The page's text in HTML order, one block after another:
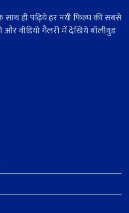
ही पढ़िये हर नयी फिल्म की सबसे
और वीडियो गैलरी में देखिये बॉलीवुड